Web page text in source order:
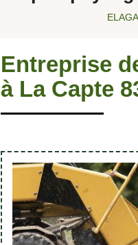
Entreprise
à La Capte